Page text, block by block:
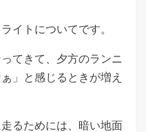
イトについてです。
てきて、夕方のランニ
」と感じるときが増え
るためには、暗い地面